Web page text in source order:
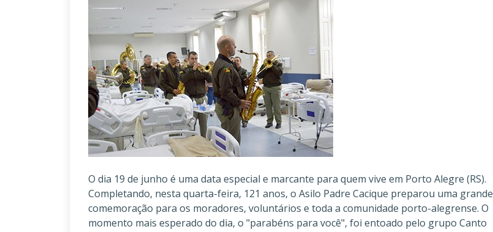
O dia 19 de junho é uma data especial e marcante para quem vive em Porto Alegre (RS).
Completando, nesta quarta-feira, 121 anos, o Asilo Padre Cacique preparou uma grande
comemoração para os moradores, voluntários e toda a comunidade porto-alegrense. O
momento mais esperado do dia, o "parabéns para você", foi entoado pelo grupo Canto